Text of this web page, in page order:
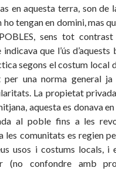
en aquesta terra, son de
ho tengan en domini, mas
sens tot
indicava que l’ús
segons el costum local
per una norma general
La propietat
aquesta es donava
al poble fins a les
les comunitats es regien
usos i costums locals,
(no confondre amb